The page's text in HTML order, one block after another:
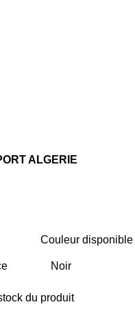
ALGERIE
Couleur disponible
du produit